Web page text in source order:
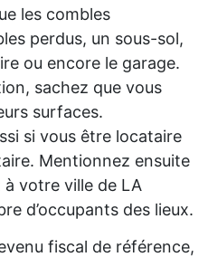
les combles
perdus, un sous-sol,
ou encore le garage.
sachez que vous
surfaces.
si vous être locataire
Mentionnez ensuite
votre ville de LA
d’occupants des lieux.
fiscal de référence,